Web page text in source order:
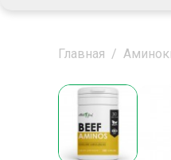
Главная /